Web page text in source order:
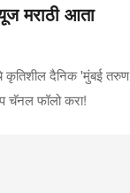
मराठी आता
कृतिशील दैनिक 'मुंबई तरुण
चॅनल फॉलो करा!